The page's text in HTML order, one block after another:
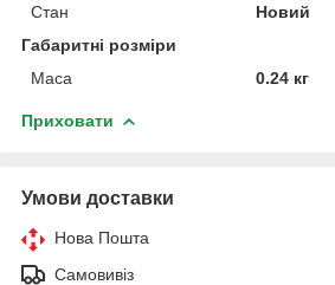
Стан
Новий
Габаритні розміри
Маса
0.24 кг
Приховати
Умови доставки
Нова Пошта
Самовивіз